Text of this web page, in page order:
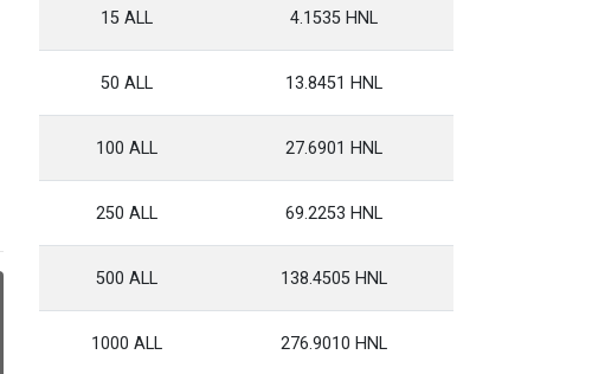
15 ALL 4.1535 HNL
50 ALL 13.8451 HNL
100 ALL 27.6901 HNL
250 ALL 69.2253 HNL
500 ALL 138.4505 HNL
1000 ALL 276.9010 HNL